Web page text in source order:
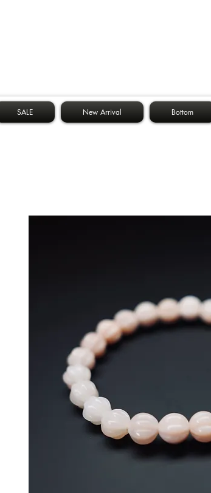
SALE New Arrival Bottom